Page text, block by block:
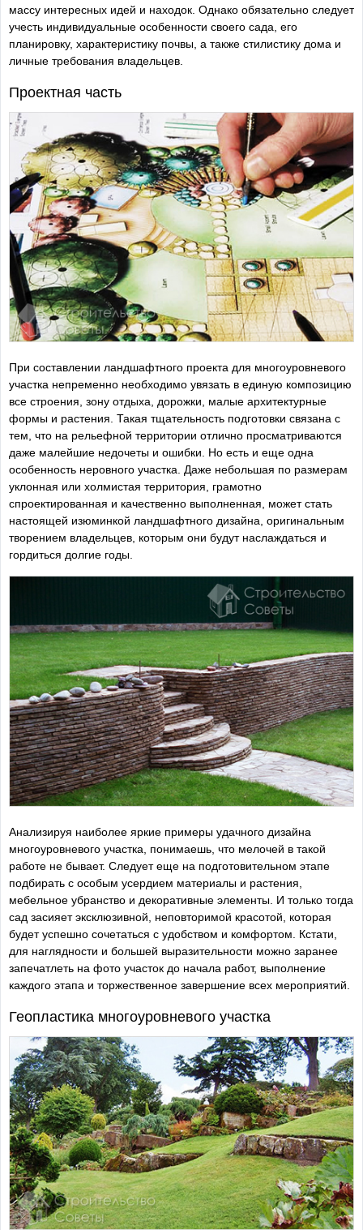
массу интересных идей и находок. Однако обязательно следует
учесть индивидуальные особенности своего сада, его
планировку, характеристику почвы, а также стилистику дома и
личные требования владельцев.
Проектная часть
При составлении ландшафтного проекта для многоуровневого
участка непременно необходимо увязать в единую композицию
все строения, зону отдыха, дорожки, малые архитектурные
формы и растения. Такая тщательность подготовки связана с
тем, что на рельефной территории отлично просматриваются
даже малейшие недочеты и ошибки. Но есть и еще одна
особенность неровного участка. Даже небольшая по размерам
уклонная или холмистая территория, грамотно
спроектированная и качественно выполненная, может стать
настоящей изюминкой ландшафтного дизайна, оригинальным
творением владельцев, которым они будут наслаждаться и
гордиться долгие годы.
Анализируя наиболее яркие примеры удачного дизайна
многоуровневого участка, понимаешь, что мелочей в такой
работе не бывает. Следует еще на подготовительном этапе
подбирать с особым усердием материалы и растения,
мебельное убранство и декоративные элементы. И только тогда
сад засияет эксклюзивной, неповторимой красотой, которая
будет успешно сочетаться с удобством и комфортом. Кстати,
для наглядности и большей выразительности можно заранее
запечатлеть на фото участок до начала работ, выполнение
каждого этапа и торжественное завершение всех мероприятий.
Геопластика многоуровневого участка